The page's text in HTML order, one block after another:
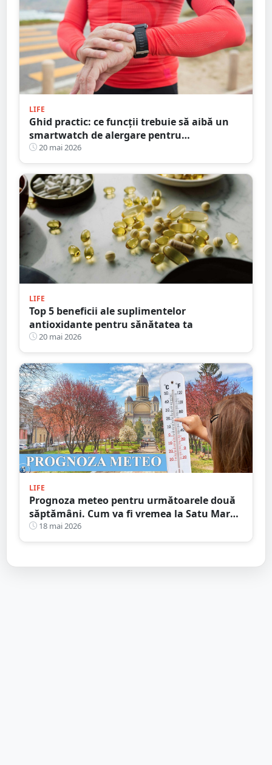
LIFE
Ghid practic: ce funcții trebuie să aibă un
smartwatch de alergare pentru
antrenamente de fitness complete
20 mai 2026
LIFE
Top 5 beneficii ale suplimentelor
antioxidante pentru sănătatea ta
20 mai 2026
LIFE
Prognoza meteo pentru următoarele două
săptămâni. Cum va fi vremea la Satu Mare.
Ce vești sunt pentru Zilele Orașului
18 mai 2026